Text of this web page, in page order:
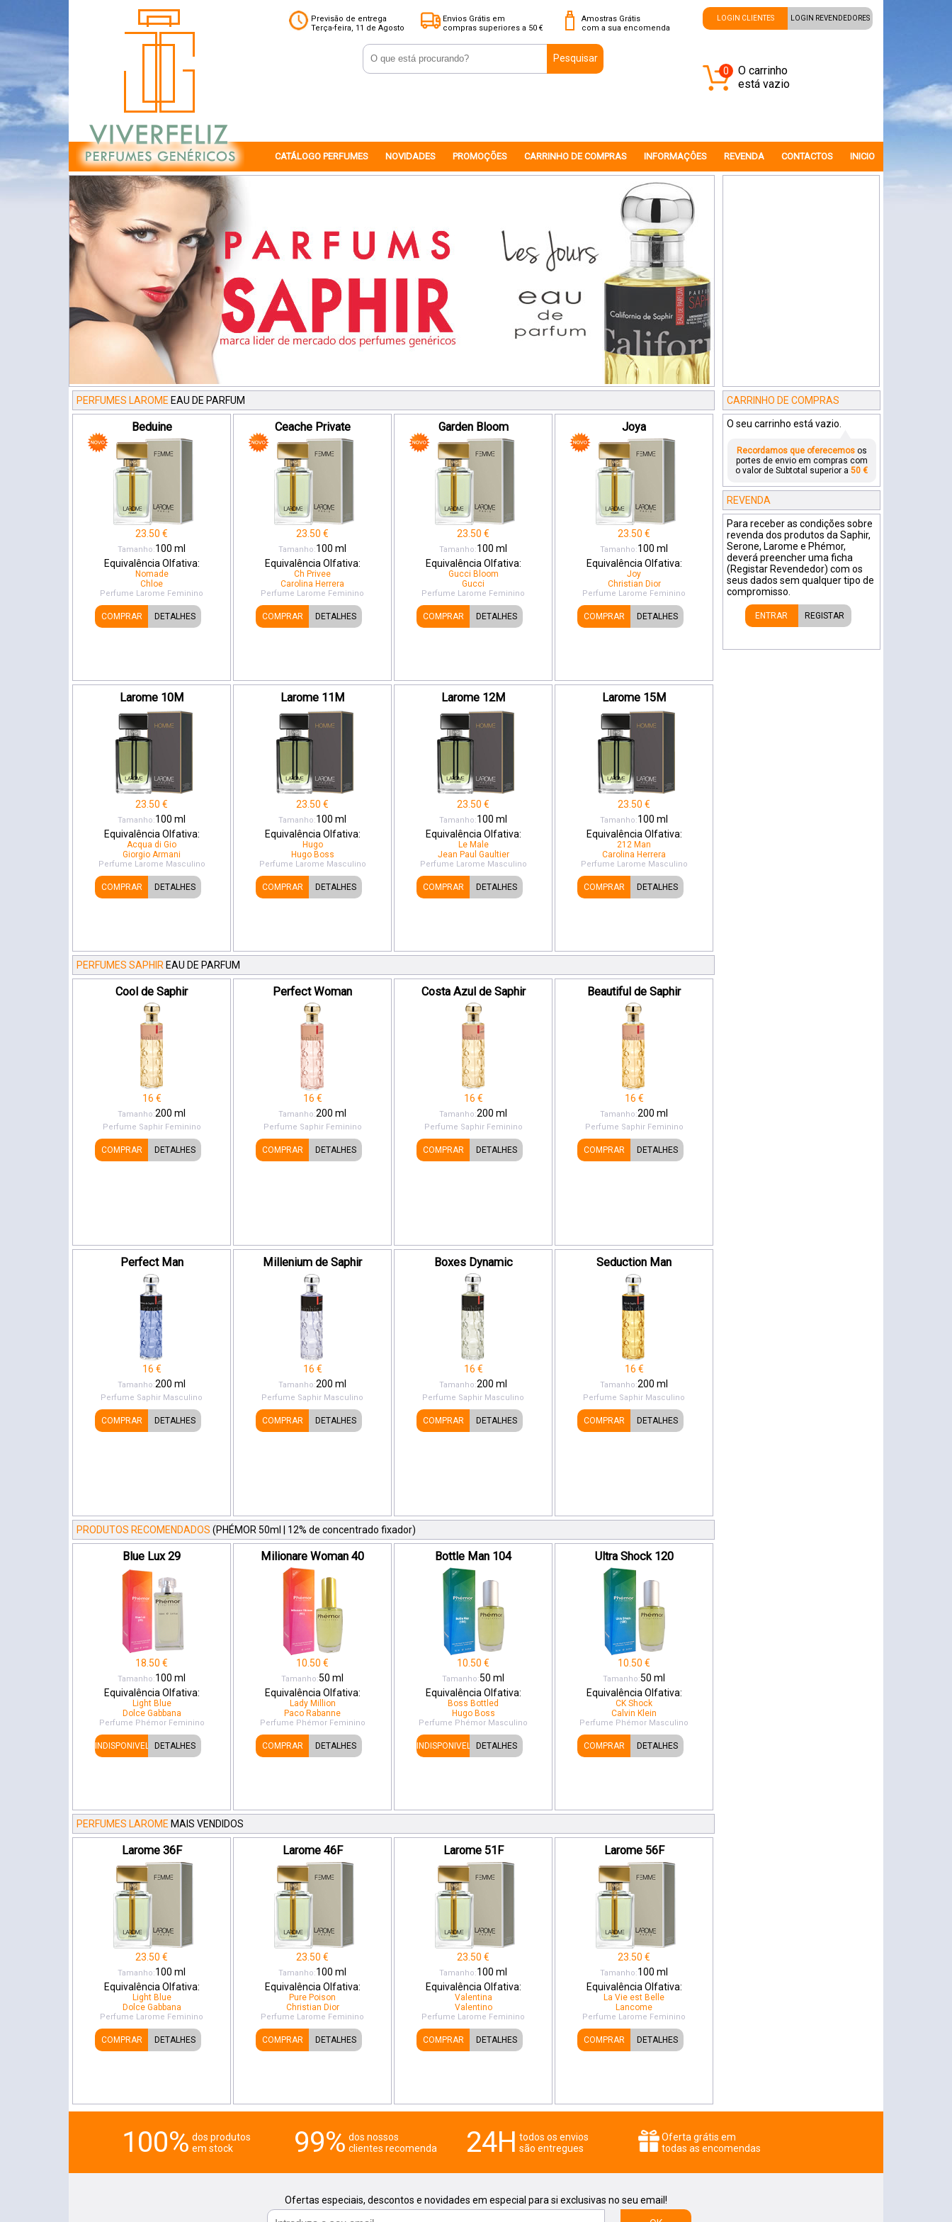
Previsão de entrega
Terça-feira, 11 de Agosto
Envios Grátis em
compras superiores a 50 €
Amostras Grátis
com a sua encomenda
Pesquisar
LOGIN CLIENTES LOGIN REVENDEDORES
0
O carrinho
está vazio
CATÁLOGO PERFUMES NOVIDADES PROMOÇÕES CARRINHO DE COMPRAS INFORMAÇÔES REVENDA CONTACTOS INICIO
PERFUMES LAROME EAU DE PARFUM
Beduine
23.50 €
Tamanho:100 ml
Equivalência Olfativa:
Nomade
Chloe
Perfume Larome Feminino
COMPRAR DETALHES
Ceache Private
23.50 €
Tamanho:100 ml
Equivalência Olfativa:
Ch Privee
Carolina Herrera
Perfume Larome Feminino
COMPRAR DETALHES
Garden Bloom
23.50 €
Tamanho:100 ml
Equivalência Olfativa:
Gucci Bloom
Gucci
Perfume Larome Feminino
COMPRAR DETALHES
Joya
23.50 €
Tamanho:100 ml
Equivalência Olfativa:
Joy
Christian Dior
Perfume Larome Feminino
COMPRAR DETALHES
Larome 10M
23.50 €
Tamanho:100 ml
Equivalência Olfativa:
Acqua di Gio
Giorgio Armani
Perfume Larome Masculino
COMPRAR DETALHES
Larome 11M
23.50 €
Tamanho:100 ml
Equivalência Olfativa:
Hugo
Hugo Boss
Perfume Larome Masculino
COMPRAR DETALHES
Larome 12M
23.50 €
Tamanho:100 ml
Equivalência Olfativa:
Le Male
Jean Paul Gaultier
Perfume Larome Masculino
COMPRAR DETALHES
Larome 15M
23.50 €
Tamanho:100 ml
Equivalência Olfativa:
212 Man
Carolina Herrera
Perfume Larome Masculino
COMPRAR DETALHES
PERFUMES SAPHIR EAU DE PARFUM
Cool de Saphir
16 €
Tamanho:200 ml
Perfume SaphirFeminino
COMPRAR DETALHES
Perfect Woman
16 €
Tamanho:200 ml
Perfume SaphirFeminino
COMPRAR DETALHES
Costa Azul de Saphir
16 €
Tamanho:200 ml
Perfume SaphirFeminino
COMPRAR DETALHES
Beautiful de Saphir
16 €
Tamanho:200 ml
Perfume SaphirFeminino
COMPRAR DETALHES
Perfect Man
16 €
Tamanho:200 ml
Perfume Saphir Masculino
COMPRAR DETALHES
Millenium de Saphir
16 €
Tamanho:200 ml
Perfume Saphir Masculino
COMPRAR DETALHES
Boxes Dynamic
16 €
Tamanho:200 ml
Perfume Saphir Masculino
COMPRAR DETALHES
Seduction Man
16 €
Tamanho:200 ml
Perfume Saphir Masculino
COMPRAR DETALHES
PRODUTOS RECOMENDADOS (PHÉMOR 50ml | 12% de concentrado fixador)
Blue Lux 29
18.50 €
Tamanho:100 ml
Equivalência Olfativa:
Light Blue
Dolce Gabbana
Perfume PhémorFeminino
INDISPONIVEL DETALHES
Milionare Woman 40
10.50 €
Tamanho:50 ml
Equivalência Olfativa:
Lady Million
Paco Rabanne
Perfume PhémorFeminino
COMPRAR DETALHES
Bottle Man 104
10.50 €
Tamanho:50 ml
Equivalência Olfativa:
Boss Bottled
Hugo Boss
Perfume Phémor Masculino
INDISPONIVEL DETALHES
Ultra Shock 120
10.50 €
Tamanho:50 ml
Equivalência Olfativa:
CK Shock
Calvin Klein
Perfume Phémor Masculino
COMPRAR DETALHES
PERFUMES LAROME MAIS VENDIDOS
Larome 36F
23.50 €
Tamanho:100 ml
Equivalência Olfativa:
Light Blue
Dolce Gabbana
Perfume Larome Feminino
COMPRAR DETALHES
Larome 46F
23.50 €
Tamanho:100 ml
Equivalência Olfativa:
Pure Poison
Christian Dior
Perfume Larome Feminino
COMPRAR DETALHES
Larome 51F
23.50 €
Tamanho:100 ml
Equivalência Olfativa:
Valentina
Valentino
Perfume Larome Feminino
COMPRAR DETALHES
Larome 56F
23.50 €
Tamanho:100 ml
Equivalência Olfativa:
La Vie est Belle
Lancome
Perfume Larome Feminino
COMPRAR DETALHES
CARRINHO DE COMPRAS
O seu carrinho está vazio.
Recordamos que oferecemosos
portes de envio em compras com
o valor de Subtotal superior a 50 €
REVENDA
Para receber as condições sobre
revenda dos produtos da Saphir,
Serone, Larome e Phémor,
deverá preencher uma ficha
(Registar Revendedor) com os
seus dados sem qualquer tipo de
compromisso.
ENTRAR REGISTAR
100% dos produtos
em stock
99% dos nossos
clientes recomenda
24H todos os envios
são entregues
Oferta grátis em
todas as encomendas
Ofertas especiais, descontos e novidades em especial para si exclusivas no seu email!